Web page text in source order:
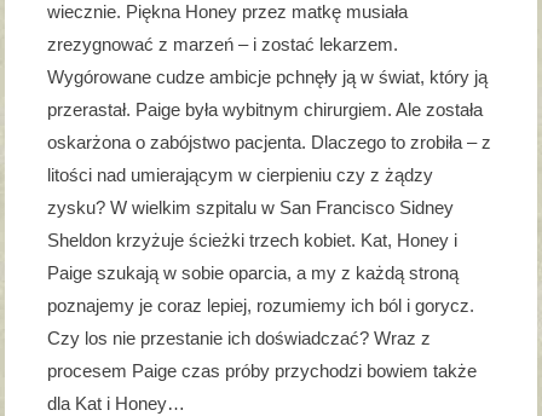
wiecznie. Piękna Honey przez matkę musiała
zrezygnować z marzeń – i zostać lekarzem.
Wygórowane cudze ambicje pchnęły ją w świat, który ją
przerastał. Paige była wybitnym chirurgiem. Ale została
oskarżona o zabójstwo pacjenta. Dlaczego to zrobiła – z
litości nad umierającym w cierpieniu czy z żądzy
zysku? W wielkim szpitalu w San Francisco Sidney
Sheldon krzyżuje ścieżki trzech kobiet. Kat, Honey i
Paige szukają w sobie oparcia, a my z każdą stroną
poznajemy je coraz lepiej, rozumiemy ich ból i gorycz.
Czy los nie przestanie ich doświadczać? Wraz z
procesem Paige czas próby przychodzi bowiem także
dla Kat i Honey…